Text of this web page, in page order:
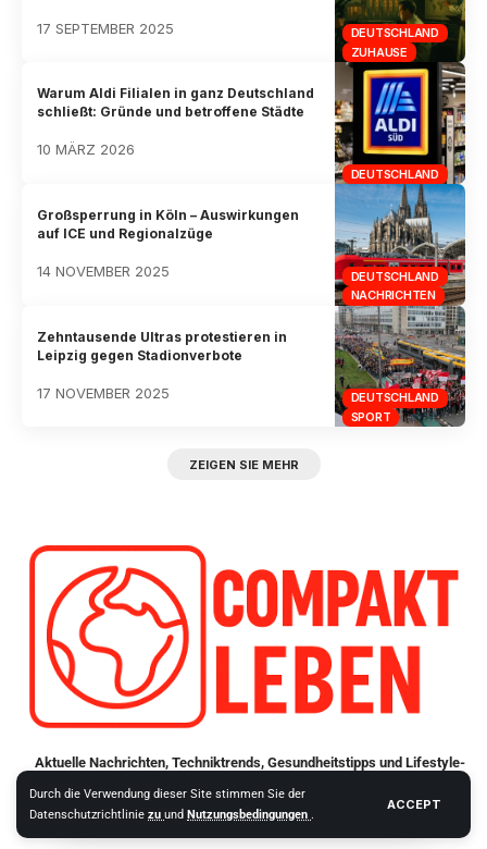
Durch die Verwendung dieser Site stimmen Sie der
Datenschutzrichtlinie zu und Nutzungsbedingungen .
ACCEPT
DEUTSCHLAND
ZUHAUSE
17 SEPTEMBER 2025
DEUTSCHLAND
Warum Aldi Filialen in ganz Deutschland
schließt: Gründe und betroffene Städte
10 MÄRZ 2026
DEUTSCHLAND
NACHRICHTEN
Großsperrung in Köln – Auswirkungen
auf ICE und Regionalzüge
14 NOVEMBER 2025
DEUTSCHLAND
SPORT
Zehntausende Ultras protestieren in
Leipzig gegen Stadionverbote
17 NOVEMBER 2025
ZEIGEN SIE MEHR
Aktuelle Nachrichten, Techniktrends, Gesundheitstipps und Lifestyle-
Ideen – Kompakt Leben bietet Ihnen alles Wichtige aus Deutschland
und der Welt auf einen Blick.